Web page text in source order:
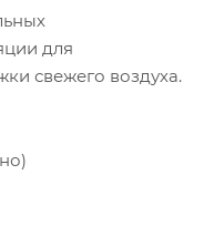
для
свежего воздуха.